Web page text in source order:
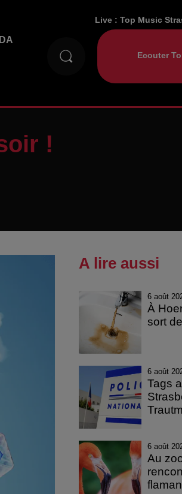
Live :Top Music
!
A lire aussi
6 août
À
sort
6 août
Tags
6 août
Au